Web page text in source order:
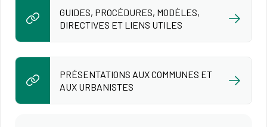
GUIDES, PROCÉDURES, MODÈLES,
DIRECTIVES ET LIENS UTILES
PRÉSENTATIONS AUX COMMUNES ET
AUX URBANISTES